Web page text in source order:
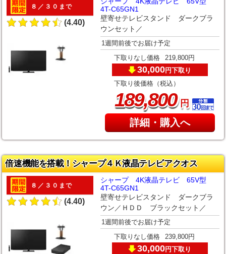
８／３０まで
(4.40)
4T-C65GN1
壁寄せテレビスタンド ダークブラ
ウンセット／
1週間前後でお届け予定
下取りなし価格 219,800円
30,000円下取り
下取り後価格（税込）
189,800円
詳細・購入へ
倍速機能を搭載！シャープ４Ｋ液晶テレビアクオス
８／３０まで
(4.40)
シャープ 4K液晶テレビ 65V型
4T-C65GN1
壁寄せテレビスタンド ダークブラ
ウン／ＨＤＤ ブラックセット／
1週間前後でお届け予定
下取りなし価格 239,800円
30,000円下取り